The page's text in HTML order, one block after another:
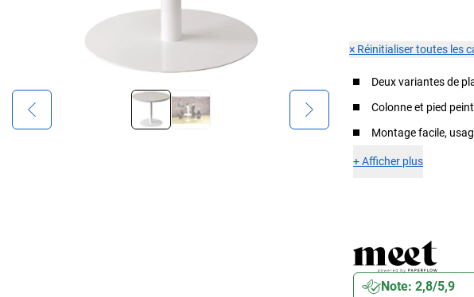
× Réinitialiser toutes les
Deux variantes de
Colonne et pied
Montage facile,
+Afficher plus
Note: 2,8/5,9